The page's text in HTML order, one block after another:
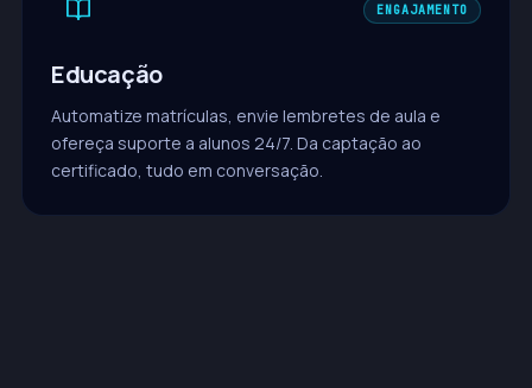
ENGAJAMENTO
Educação
Automatize matrículas, envie lembretes de aula e
ofereça suporte a alunos 24/7. Da captação ao
certificado, tudo em conversação.